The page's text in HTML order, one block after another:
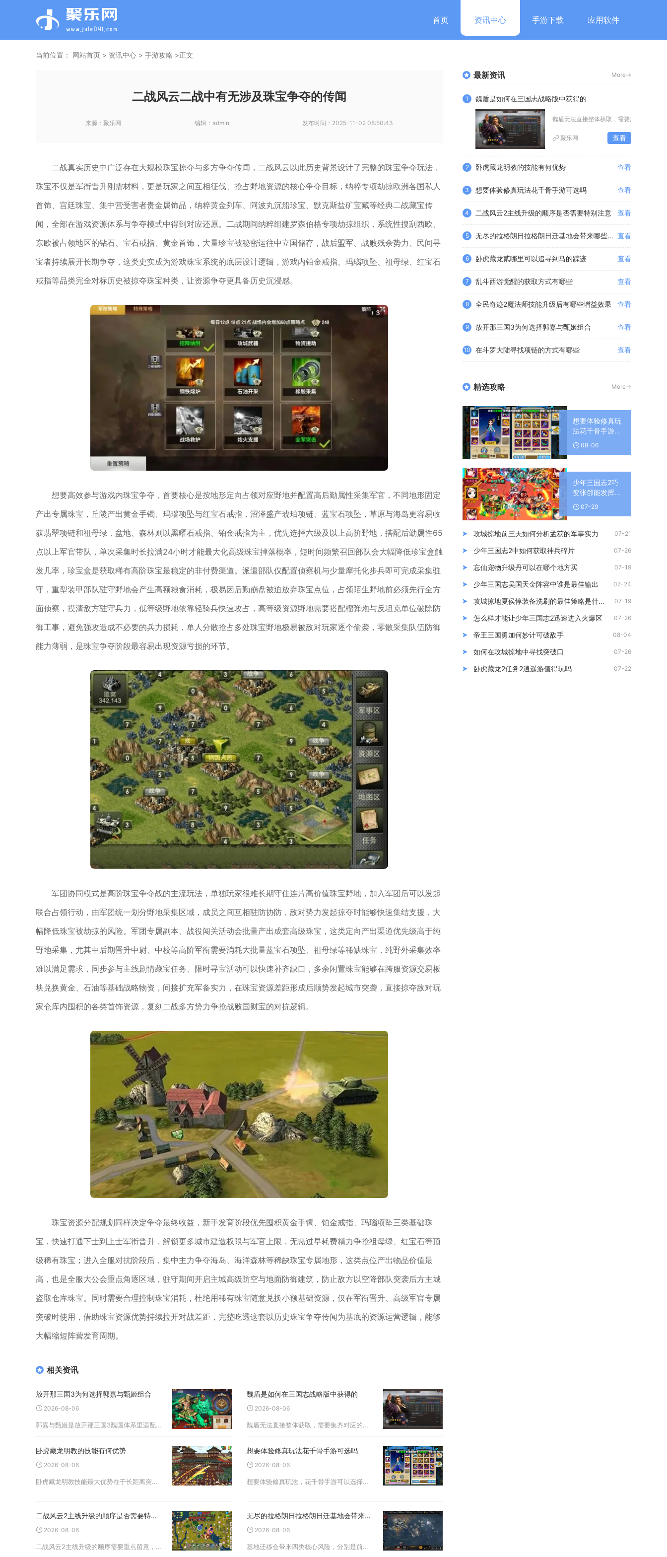
首页 资讯中心 手游下载 应用软件
当前位置： 网站首页 > 资讯中心 > 手游攻略 >正文
二战风云二战中有无涉及珠宝争夺的传闻
来源： 聚乐网 编辑： admin 发布时间： 2025-11-02 08:50:43
二战真实历史中广泛存在大规模珠宝掠夺与多方争夺传闻，二战风云以此历史背景设计了完整的珠宝争夺玩法，
珠宝不仅是军衔晋升刚需材料，更是玩家之间互相征伐、抢占野地资源的核心争夺目标，纳粹专项劫掠欧洲各国私人
首饰、宫廷珠宝、集中营受害者贵金属饰品，纳粹黄金列车、阿波丸沉船珍宝、默克斯盐矿宝藏等经典二战藏宝传
闻，全部在游戏资源体系与争夺模式中得到对应还原。二战期间纳粹组建罗森伯格专项劫掠组织，系统性搜刮西欧、
东欧被占领地区的钻石、宝石戒指、黄金首饰，大量珍宝被秘密运往中立国储存，战后盟军、战败残余势力、民间寻
宝者持续展开长期争夺，这类史实成为游戏珠宝系统的底层设计逻辑，游戏内铂金戒指、玛瑙项坠、祖母绿、红宝石
戒指等品类完全对标历史被掠夺珠宝种类，让资源争夺更具备历史沉浸感。
想要高效参与游戏内珠宝争夺，首要核心是按地形定向占领对应野地并配置高后勤属性采集军官，不同地形固定
产出专属珠宝，丘陵产出黄金手镯、玛瑙项坠与红宝石戒指，沼泽盛产琥珀项链、蓝宝石项坠，草原与海岛更容易收
获翡翠项链和祖母绿，盆地、森林则以黑曜石戒指、铂金戒指为主，优先选择六级及以上高阶野地，搭配后勤属性65
点以上军官带队，单次采集时长拉满24小时才能最大化高级珠宝掉落概率，短时间频繁召回部队会大幅降低珍宝盒触
发几率，珍宝盒是获取稀有高阶珠宝最稳定的非付费渠道。派遣部队仅配置侦察机与少量摩托化步兵即可完成采集驻
守，重型装甲部队驻守野地会产生高额粮食消耗，极易因后勤崩盘被迫放弃珠宝点位，占领陌生野地前必须先行全方
面侦察，摸清敌方驻守兵力，低等级野地依靠轻骑兵快速攻占，高等级资源野地需要搭配榴弹炮与反坦克单位破除防
御工事，避免强攻造成不必要的兵力损耗，单人分散抢占多处珠宝野地极易被敌对玩家逐个偷袭，零散采集队伍防御
能力薄弱，是珠宝争夺阶段最容易出现资源亏损的环节。
军团协同模式是高阶珠宝争夺战的主流玩法，单独玩家很难长期守住连片高价值珠宝野地，加入军团后可以发起
联合占领行动，由军团统一划分野地采集区域，成员之间互相驻防协防，敌对势力发起掠夺时能够快速集结支援，大
幅降低珠宝被劫掠的风险。军团专属副本、战役闯关活动会批量产出成套高级珠宝，这类定向产出渠道优先级高于纯
野地采集，尤其中后期晋升中尉、中校等高阶军衔需要消耗大批量蓝宝石项坠、祖母绿等稀缺珠宝，纯野外采集效率
难以满足需求，同步参与主线剧情藏宝任务、限时寻宝活动可以快速补齐缺口，多余闲置珠宝能够在跨服资源交易板
块兑换黄金、石油等基础战略物资，间接扩充军备实力，在珠宝资源差距形成后顺势发起城市突袭，直接掠夺敌对玩
家仓库内囤积的各类首饰资源，复刻二战多方势力争抢战败国财宝的对抗逻辑。
珠宝资源分配规划同样决定争夺最终收益，新手发育阶段优先囤积黄金手镯、铂金戒指、玛瑙项坠三类基础珠
宝，快速打通下士到上士军衔晋升，解锁更多城市建造权限与军官上限，无需过早耗费精力争抢祖母绿、红宝石等顶
级稀有珠宝；进入全服对抗阶段后，集中主力争夺海岛、海洋森林等稀缺珠宝专属地形，这类点位产出物品价值最
高，也是全服大公会重点角逐区域，驻守期间开启主城高级防空与地面防御建筑，防止敌方以空降部队突袭后方主城
盗取仓库珠宝。同时需要合理控制珠宝消耗，杜绝用稀有珠宝随意兑换小额基础资源，仅在军衔晋升、高级军官专属
突破时使用，借助珠宝资源优势持续拉开对战差距，完整吃透这套以历史珠宝争夺传闻为基底的资源运营逻辑，能够
大幅缩短阵营发育周期。
相关资讯
放开那三国3为何选择郭嘉与甄姬组合
2026-08-06
郭嘉与甄姬是放开那三国3魏国体系里适配度拉满的黄金双核组合，这套速冻冰控流凭借技能联动的控制链、攻防互补的机制，在竞技场、魔魂塔、主线推图等主流玩法中都能稳定发挥压制力，是兼顾输出与生存的优选搭配。郭嘉作为核心
魏盾是如何在三国志战略版中获得的
2026-08-06
魏盾无法直接整体获取，需要集齐对应的魏国盾兵武将，搭配盾兵兵种战法组建而成，主流顶配虎卫魏盾由曹操、典韦、许褚三名武将构成，缺少核心武将时也能使用徐晃、郭淮、夏侯惇、满宠等武将搭建低配魏盾过渡。想要成型魏盾，首
卧虎藏龙明教的技能有何优势
2026-08-06
卧虎藏龙明教技能最大优势在于长距离突进先手控制、持续流血伤害搭配破防输出，同时依托门派属性成长实现能抗能打的近战定位，单挑、副本清怪、小规模团战均有稳定发挥。整套技能链围绕突进、控制、持续伤害构建，容错率高，对
想要体验修真玩法花千骨手游可选吗
2026-08-06
想要体验修真玩法，花千骨手游可以选择，但这款游戏的修真体系偏向灵宠养成模块，并非围绕主角角色打造完整的境界突破修真路线，追求传统主角筑基、渡劫修仙体系的玩家需要提前认清玩法差异。游戏内的修真玩法独立划分在灵宠养
二战风云2主线升级的顺序是否需要特别注意
2026-08-06
二战风云2主线升级的顺序需要重点留意，完全顺着任务指引无脑推进容易出现资源、人口、战力三重发展瓶颈，分阶段规划建筑、部队、科技的升级节奏，才能稳定完成主线任务并最大化奖励收益。游戏前期主线任务以建造、低等级建筑
无尽的拉格朗日拉格朗日迁基地会带来哪些潜在危险
2026-08-06
基地迁移会带来四类核心风险，分别是前置筹备产生的资源损耗、迁移前后的防空防御漏洞、新星域未知势力带来的长期冲突、超长冷却机制锁死战略调整空间，四类隐患会互相叠加拖慢整体发育节奏，稍有疏忽就会造成舰船与资源双重亏
最新资讯 More->
1 魏盾是如何在三国志战略版中获得的
魏盾无法直接整体获取，需要集齐对应的
聚乐网 查看
2 卧虎藏龙明教的技能有何优势 查看
3 想要体验修真玩法花千骨手游可选吗 查看
4 二战风云2主线升级的顺序是否需要特别注意 查看
5 无尽的拉格朗日拉格朗日迁基地会带来哪些潜在危险 查看
6 卧虎藏龙贰哪里可以追寻到马的踪迹 查看
7 乱斗西游觉醒的获取方式有哪些 查看
8 全民奇迹2魔法师技能升级后有哪些增益效果 查看
9 放开那三国3为何选择郭嘉与甄姬组合 查看
10 在斗罗大陆寻找项链的方式有哪些 查看
精选攻略 More->
想要体验修真玩
法花千骨手游可
选吗
08-06
少年三国志2巧
变张郃能发挥什
么作用
07-29
攻城掠地前三天如何分析孟获的军事实力 07-21
少年三国志2中如何获取神兵碎片 07-26
忘仙宠物升级丹可以在哪个地方买 07-19
少年三国志吴国天金阵容中谁是最佳输出 07-24
攻城掠地夏侯惇装备洗刷的最佳策略是什么 07-19
怎么样才能让少年三国志2迅速进入火爆区 07-26
帝王三国勇加何妙计可破敌手 08-04
如何在攻城掠地中寻找突破口 07-26
卧虎藏龙2任务2逍遥游值得玩吗 07-22